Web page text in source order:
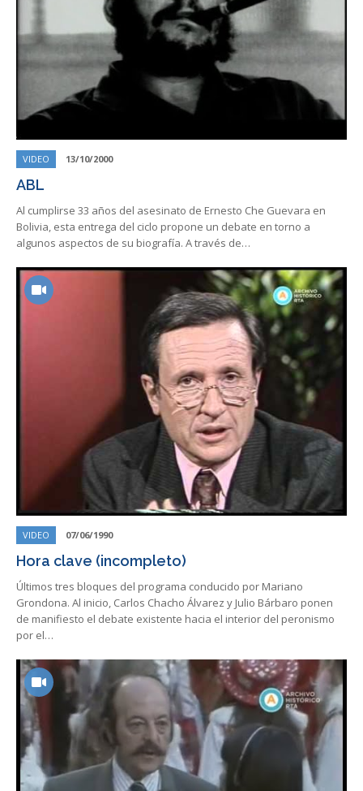
VIDEO 13/10/2000
ABL
Al cumplirse 33 años del asesinato de Ernesto Che Guevara en
Bolivia, esta entrega del ciclo propone un debate en torno a
algunos aspectos de su biografía. A través de…
VIDEO 07/06/1990
Hora clave (incompleto)
Últimos tres bloques del programa conducido por Mariano
Grondona. Al inicio, Carlos Chacho Álvarez y Julio Bárbaro ponen
de manifiesto el debate existente hacia el interior del peronismo
por el…